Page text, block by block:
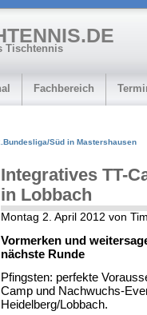
Tischtennis
Fachbereich
Süd in Mastershausen
Integratives TT-
in Lobbach
Montag 2. April 2012 von
Vormerken und
nächste Runde
Pfingsten: perfekte
Camp und Nachwuchs-
Heidelberg/Lobbach.